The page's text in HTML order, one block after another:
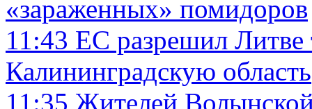
«зараженных» помидоров
11:43 ЕС разрешил Литве
Калининградскую область
11:35 Жителей